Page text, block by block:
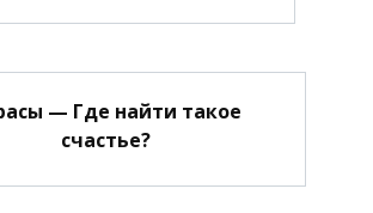
— Где найти такое
счастье?